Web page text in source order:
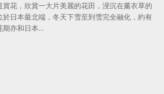
花，欣賞一大片美麗的花田，浸沉在薰衣草的
日本最北端，冬天下雪至到雪完全融化，約有
期亦和日本…